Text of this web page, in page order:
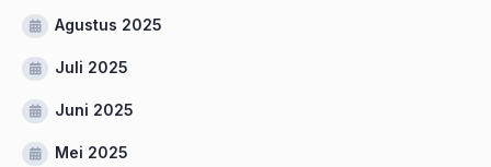
Agustus 2025
Juli 2025
Juni 2025
Mei 2025